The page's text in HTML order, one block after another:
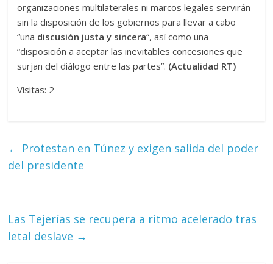
organizaciones multilaterales ni marcos legales servirán
sin la disposición de los gobiernos para llevar a cabo
“una discusión justa y sincera“, así como una
“disposición a aceptar las inevitables concesiones que
surjan del diálogo entre las partes”. (Actualidad RT)
Visitas: 2
← Protestan en Túnez y exigen salida del poder
del presidente
Las Tejerías se recupera a ritmo acelerado tras
letal deslave →